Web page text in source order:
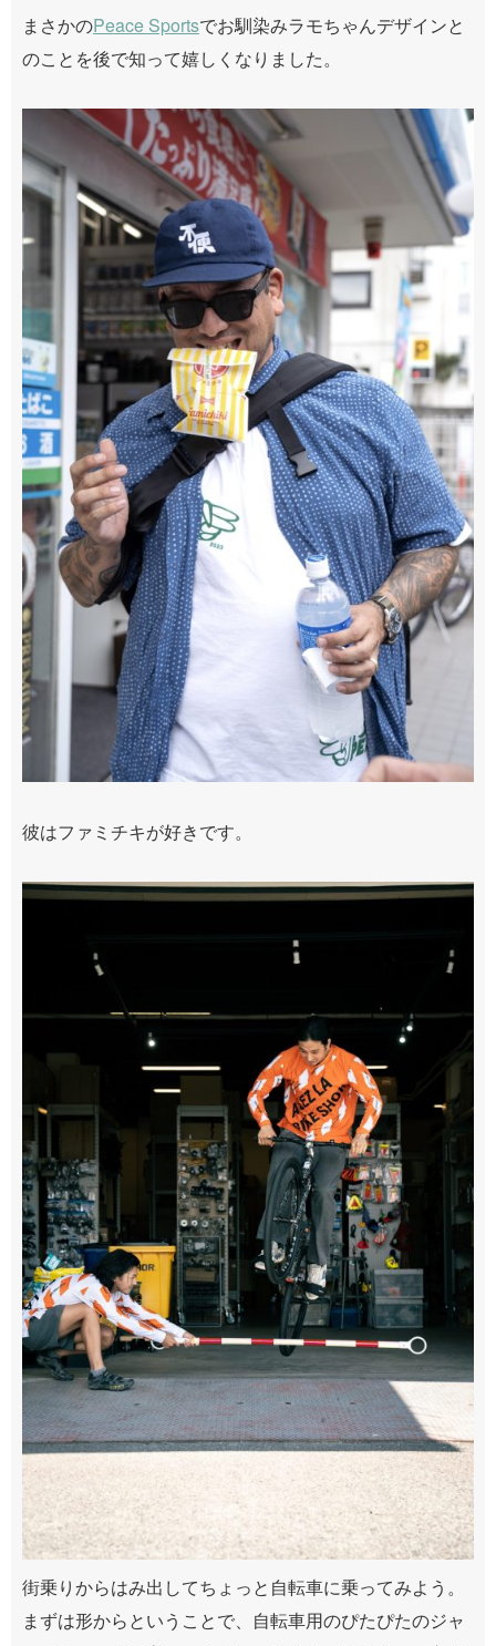
まさかのPeace Sportsでお馴染みラモちゃんデザインと
のことを後で知って嬉しくなりました。
彼はファミチキが好きです。
街乗りからはみ出してちょっと自転車に乗ってみよう。
まずは形からということで、自転車用のぴたぴたのジャ